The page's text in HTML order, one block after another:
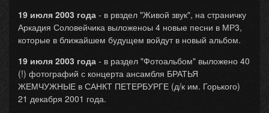
19 июля 2003 года - в рвздел "Живой звук", на страничку
Аркадия Соловейчика выложеноы 4 новые песни в МР3,
которые в ближайшем будущем войдут в новый альбом.
19 июля 2003 года - в раздел "Фотоальбом" выложено 40
(!) фотографий с концерта ансамбля БРАТЬЯ
ЖЕМЧУЖНЫЕ в САНКТ ПЕТЕРБУРГЕ (д/к им. Горького)
21 декабря 2001 года.